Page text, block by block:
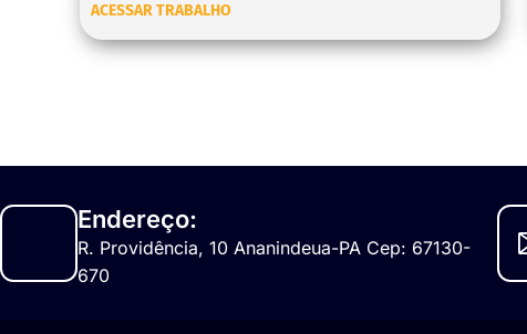
ACESSAR TRABALHO
Endereço:
R. Providência, 10 Ananindeua-PA Cep: 67130-
670